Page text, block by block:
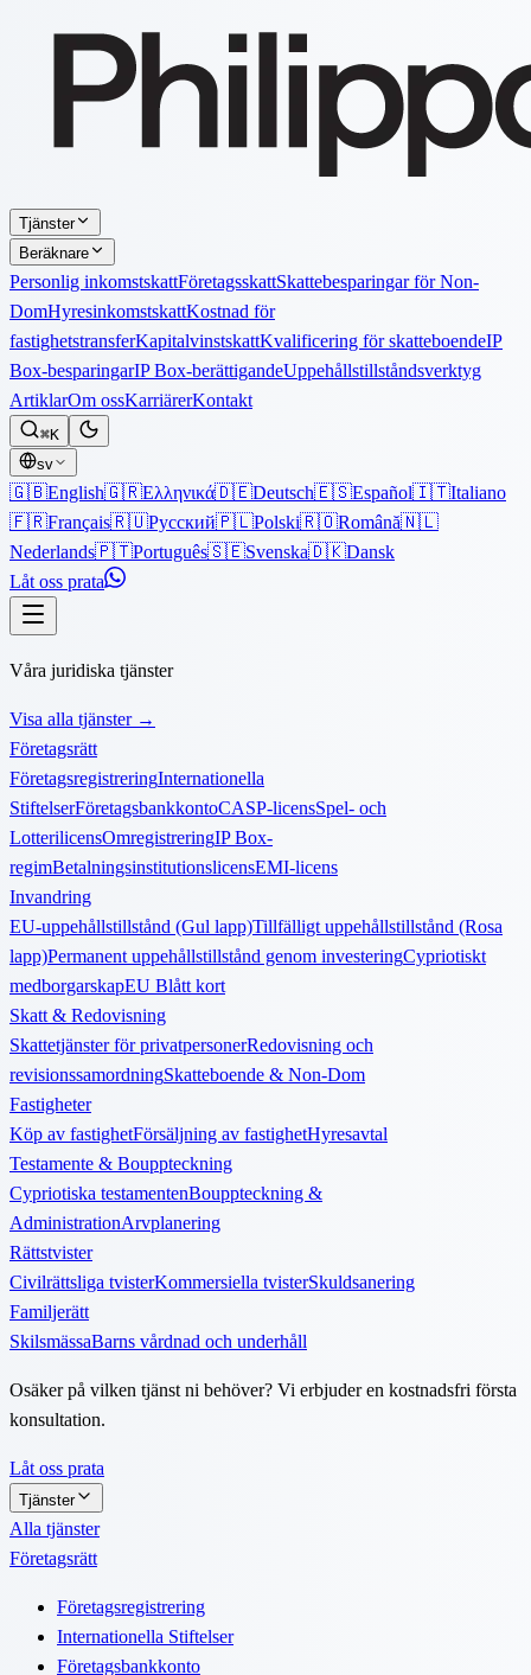
Tjänster
Beräknare
Personlig inkomstskattFöretagsskattSkattebesparingar för Non-
DomHyresinkomstskattKostnad för
fastighetstransferKapitalvinstskattKvalificering för skatteboendeIP
Box-besparingarIP Box-berättigandeUppehållstillståndsverktyg
ArtiklarOm ossKarriärerKontakt
⌘K
sv
🇬🇧English🇬🇷Ελληνικά🇩🇪Deutsch🇪🇸Español🇮🇹Italiano
🇫🇷Français🇷🇺Русский🇵🇱Polski🇷🇴Română🇳🇱
Nederlands🇵🇹Português🇸🇪Svenska🇩🇰Dansk
Låt oss prata
Våra juridiska tjänster
Visa alla tjänster→
Företagsrätt
FöretagsregistreringInternationella
StiftelserFöretagsbankkontoCASP-licensSpel- och
LotterilicensOmregistreringIP Box-
regimBetalningsinstitutionslicensEMI-licens
Invandring
EU-uppehållstillstånd (Gul lapp)Tillfälligt uppehållstillstånd (Rosa
lapp)Permanent uppehållstillstånd genom investeringCypriotiskt
medborgarskapEU Blått kort
Skatt & Redovisning
Skattetjänster för privatpersonerRedovisning och
revisionssamordningSkatteboende & Non-Dom
Fastigheter
Köp av fastighetFörsäljning av fastighetHyresavtal
Testamente & Bouppteckning
Cypriotiska testamentenBouppteckning &
AdministrationArvplanering
Rättstvister
Civilrättsliga tvisterKommersiella tvisterSkuldsanering
Familjerätt
SkilsmässaBarns vårdnad och underhåll
Osäker på vilken tjänst ni behöver? Vi erbjuder en kostnadsfri första
konsultation.
Låt oss prata
Tjänster
Alla tjänster
Företagsrätt
Företagsregistrering
Internationella Stiftelser
Företagsbankkonto